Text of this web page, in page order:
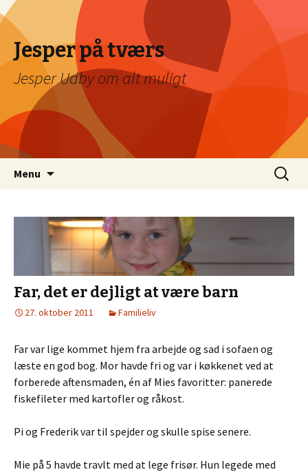
Jesper på tværs
Jesper Udby om alt muligt
Menu
Søg
efter:
Far, det er dejligt at være barn
27. oktober 2011 Familieliv
Far var lige kommet hjem fra arbejde og sad i sofaen og
læste en god bog. Mor havde fri og var i køkkenet ved at
forberede aftensmaden, én af Mies favoritter: panerede
fiskefileter med kartofler og råkost.
Pi og Frederik var til spejder og skulle spise senere.
Mie på 5 havde travlt med at lege frisør. Hun legede med